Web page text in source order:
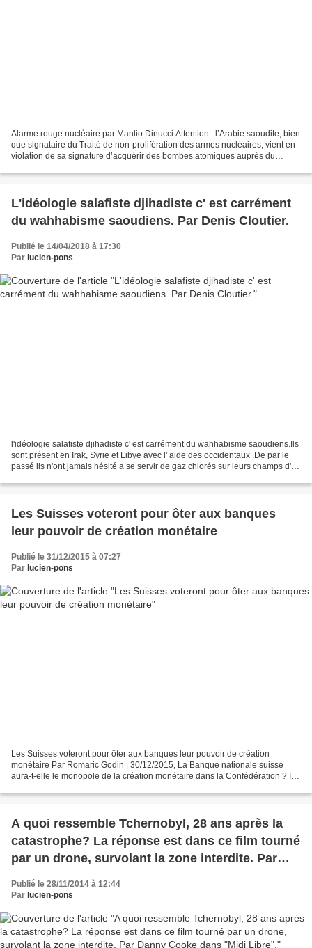
Alarme rouge nucléaire par Manlio Dinucci Attention : l’Arabie saoudite, bien
que signataire du Traité de non-prolifération des armes nucléaires, vient en
violation de sa signature d’acquérir des bombes atomiques auprès du
L'idéologie salafiste djihadiste c' est carrément
du wahhabisme saoudiens. Par Denis Cloutier.
Publié le 14/04/2018 à 17:30
Par lucien-pons
l'idéologie salafiste djihadiste c' est carrément du wahhabisme saoudiens.Ils
sont présent en Irak, Syrie et Libye avec l' aide des occidentaux .De par le
passé ils n'ont jamais hésité a se servir de gaz chlorés sur leurs champs d'
Les Suisses voteront pour ôter aux banques
leur pouvoir de création monétaire
Publié le 31/12/2015 à 07:27
Par lucien-pons
Les Suisses voteront pour ôter aux banques leur pouvoir de création
monétaire Par Romaric Godin | 30/12/2015, La Banque nationale suisse
aura-t-elle le monopole de la création monétaire dans la Confédération ? Il
A quoi ressemble Tchernobyl, 28 ans après la
catastrophe? La réponse est dans ce film tourné
par un drone, survolant la zone interdite. Par
Publié le 28/11/2014 à 12:44
Par lucien-pons